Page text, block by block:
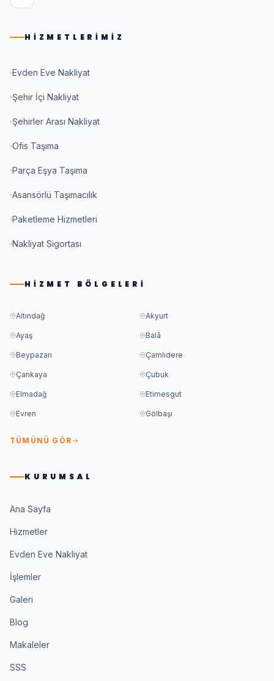
HIZMETLERIMIZ
Evden Eve Nakliyat
Şehir İçi Nakliyat
Şehirler Arası Nakliyat
Ofis Taşıma
Parça Eşya Taşıma
Asansörlü Taşımacılık
Paketleme Hizmetleri
Nakliyat Sigortası
HIZMET BÖLGELERI
Altındağ Akyurt
Ayaş Balâ
Beypazarı Çamlıdere
Çankaya Çubuk
Elmadağ Etimesgut
Evren Gölbaşı
TÜMÜNÜ GÖR
KURUMSAL
Ana Sayfa
Hizmetler
Evden Eve Nakliyat
İşlemler
Galeri
Blog
Makaleler
SSS